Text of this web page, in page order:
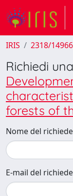
IRIS 2318/
Richiedi
forests of
Nome del
E-mail del